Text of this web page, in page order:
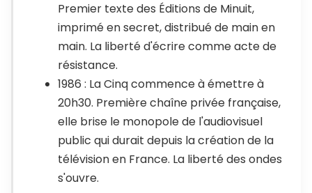
Premier texte des Éditions de Minuit,
imprimé en secret, distribué de main en
main. La liberté d'écrire comme acte de
résistance.
1986 : La Cinq commence à émettre à
20h30. Première chaîne privée française,
elle brise le monopole de l'audiovisuel
public qui durait depuis la création de la
télévision en France. La liberté des ondes
s'ouvre.